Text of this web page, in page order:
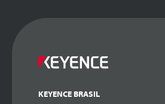
KEYENCE BRASIL